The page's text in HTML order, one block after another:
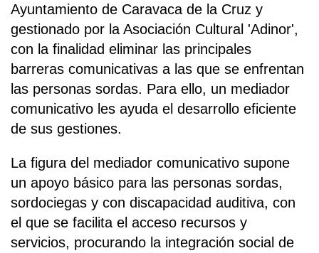
Ayuntamiento de Caravaca de la Cruz y
gestionado por la Asociación Cultural 'Adinor',
con la finalidad eliminar las principales
barreras comunicativas a las que se enfrentan
las personas sordas. Para ello, un mediador
comunicativo les ayuda el desarrollo eficiente
de sus gestiones.
La figura del mediador comunicativo supone
un apoyo básico para las personas sordas,
sordociegas y con discapacidad auditiva, con
el que se facilita el acceso recursos y
servicios, procurando la integración social de